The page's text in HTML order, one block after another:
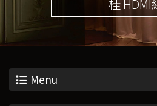
桂 HDMI
Menu